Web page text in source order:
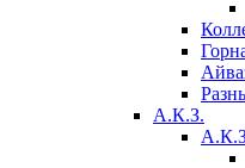
А.К.З.